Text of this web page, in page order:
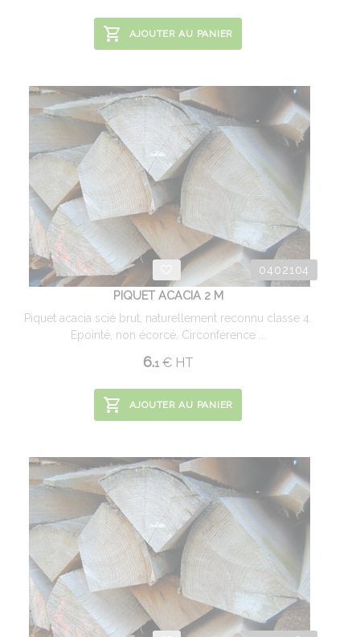
AJOUTER AU PANIER
0402104
PIQUET ACACIA 2 M
Piquet acacia scié brut, naturellement reconnu classe 4.
Epointé, non écorcé. Circonférence ...
6.1 €HT
AJOUTER AU PANIER